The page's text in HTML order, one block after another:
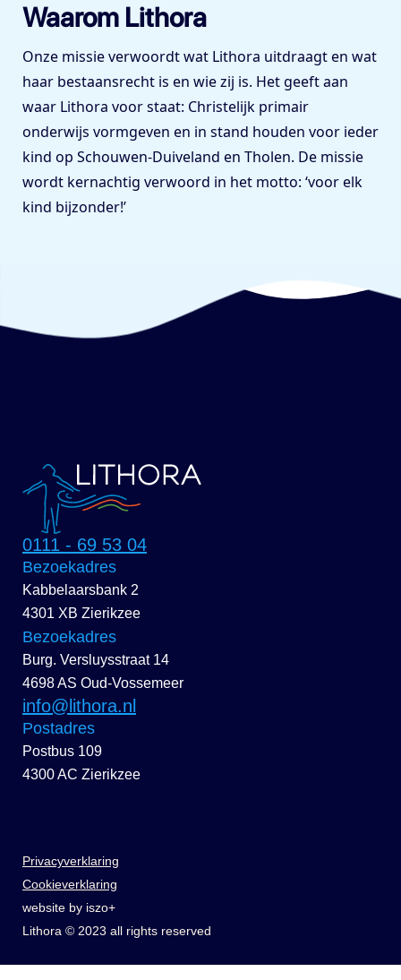
Waarom Lithora
Onze missie verwoordt wat Lithora uitdraagt en wat
haar bestaansrecht is en wie zij is. Het geeft aan
waar Lithora voor staat: Christelijk primair
onderwijs vormgeven en in stand houden voor ieder
kind op Schouwen-Duiveland en Tholen. De missie
wordt kernachtig verwoord in het motto: ‘voor elk
kind bijzonder!’
0111 - 69 53 04
Bezoekadres
Kabbelaarsbank 2
4301 XB Zierikzee
Bezoekadres
Burg. Versluysstraat 14
4698 AS Oud-Vossemeer
info@lithora.nl
Postadres
Postbus 109
4300 AC Zierikzee
Lithora © 2023 all rights reserved
Privacyverklaring
Cookieverklaring
website by iszo+